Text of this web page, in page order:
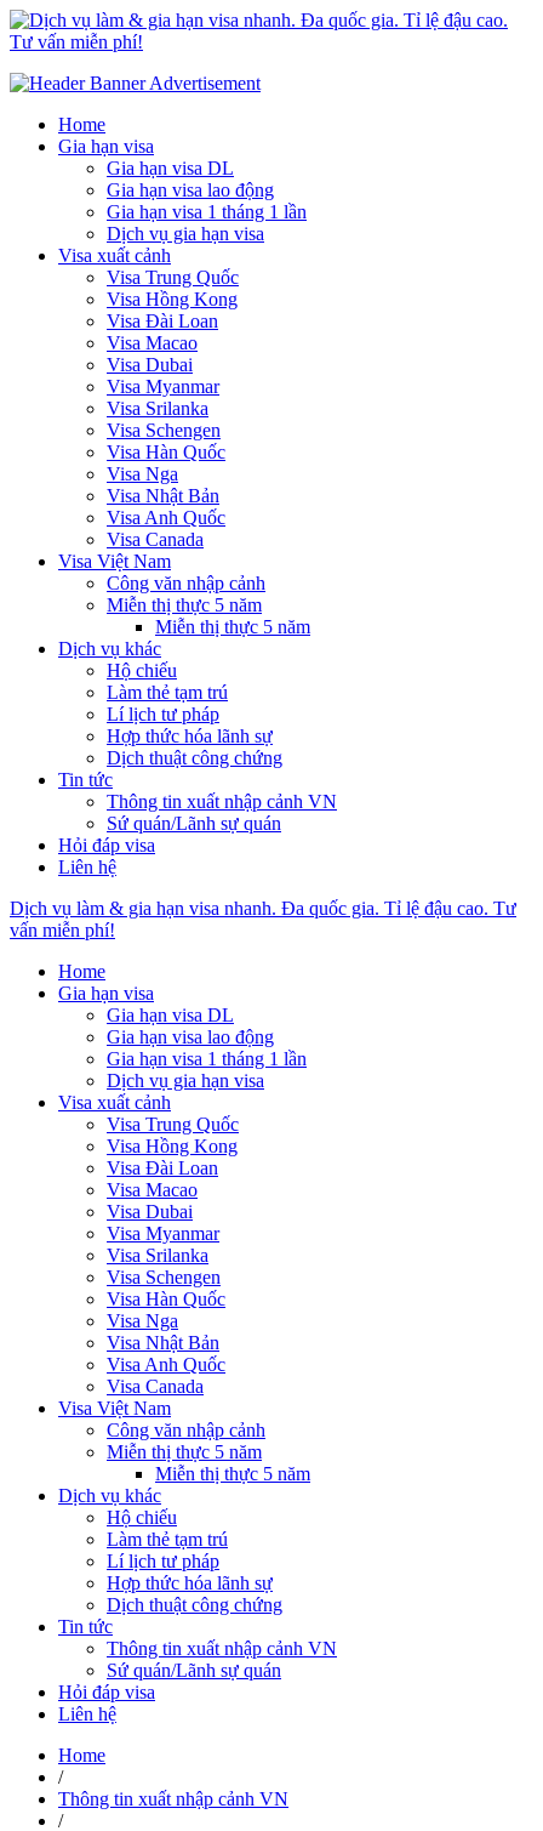
Dịch vụ làm & gia hạn visa nhanh. Đa quốc gia. Tỉ lệ đậu cao. Tư
Home
Gia hạn visa
Gia hạn visa DL
Gia hạn visa lao động
Gia hạn visa 1 tháng 1 lần
Dịch vụ gia hạn visa
Visa xuất cảnh
Visa Trung Quốc
Visa Hồng Kong
Visa Đài Loan
Visa Macao
Visa Dubai
Visa Myanmar
Visa Srilanka
Visa Schengen
Visa Hàn Quốc
Visa Nga
Visa Nhật Bản
Visa Anh Quốc
Visa Canada
Visa Việt Nam
Công văn nhập cảnh
Miễn thị thực 5 năm
Miễn thị thực 5 năm
Dịch vụ khác
Hộ chiếu
Làm thẻ tạm trú
Lí lịch tư pháp
Hợp thức hóa lãnh sự
Dịch thuật công chứng
Tin tức
Thông tin xuất nhập cảnh VN
Sứ quán/Lãnh sự quán
Hỏi đáp visa
Liên hệ
Dịch vụ làm & gia hạn visa nhanh. Đa quốc gia. Tỉ lệ đậu cao. Tư
vấn miễn phí!
Home
Gia hạn visa
Gia hạn visa DL
Gia hạn visa lao động
Gia hạn visa 1 tháng 1 lần
Dịch vụ gia hạn visa
Visa xuất cảnh
Visa Trung Quốc
Visa Hồng Kong
Visa Đài Loan
Visa Macao
Visa Dubai
Visa Myanmar
Visa Srilanka
Visa Schengen
Visa Hàn Quốc
Visa Nga
Visa Nhật Bản
Visa Anh Quốc
Visa Canada
Visa Việt Nam
Công văn nhập cảnh
Miễn thị thực 5 năm
Miễn thị thực 5 năm
Dịch vụ khác
Hộ chiếu
Làm thẻ tạm trú
Lí lịch tư pháp
Hợp thức hóa lãnh sự
Dịch thuật công chứng
Tin tức
Thông tin xuất nhập cảnh VN
Sứ quán/Lãnh sự quán
Hỏi đáp visa
Liên hệ
Home
/
Thông tin xuất nhập cảnh VN
/